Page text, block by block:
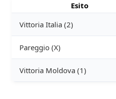
Esito
Vittoria Italia (2)
Pareggio (X)
Vittoria Moldova (1)